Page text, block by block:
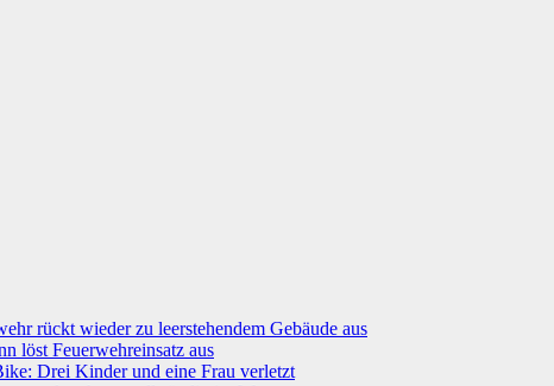
rückt wieder zu leerstehendem Gebäude aus
löst Feuerwehreinsatz aus
Drei Kinder und eine Frau verletzt